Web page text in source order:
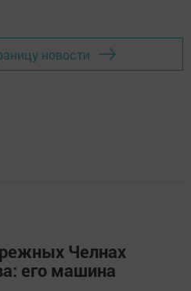
новости
Челнах
его машина